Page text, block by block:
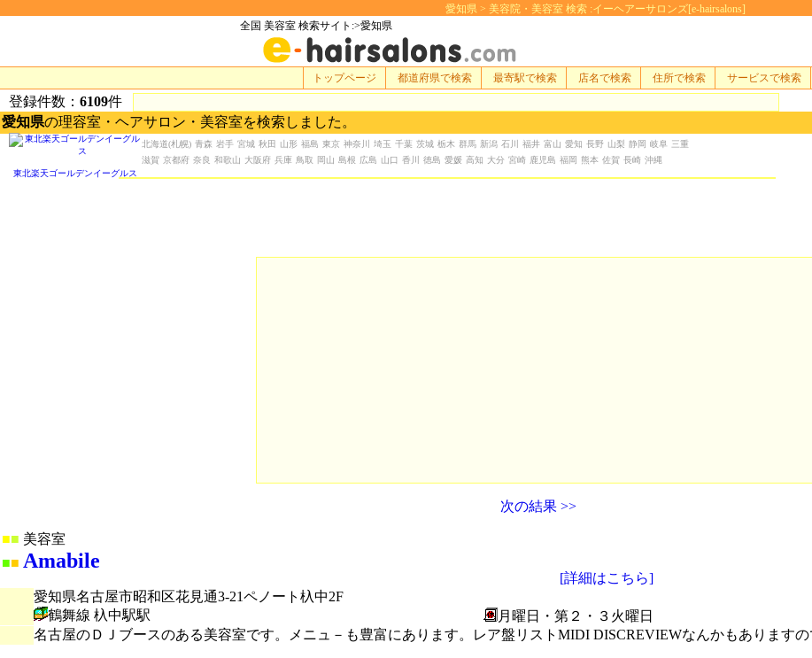
愛知県 > 美容院・美容室 検索 :イーヘアーサロンズ[e-hairsalons]
全国 美容室 検索サイト:>愛知県
登録件数： 6109件
愛知県の理容室・ヘアサロン・美容室を検索しました。
次の結果 >>
■ 美容室
■■ Amabile
[詳細はこちら]
愛知県名古屋市昭和区花見通3-21ペノート杁中2F
鶴舞線 杁中駅駅
月曜日・第２・３火曜日
名古屋のＤＪブースのある美容室です。メニュ－も豊富にあります。レア盤リストMIDI DISCREVIEWなんかもありますの
北海道(札幌) 青森 岩手 宮城 秋田 山形 福島 東京 神奈川 埼玉 千葉 茨城 栃木 群馬 新潟 石川 福井 富山 愛知 長野 山梨 静岡 岐阜 三重
滋賀 京都府 奈良 和歌山 大阪府 兵庫 鳥取 岡山 島根 広島 山口 香川 徳島 愛媛 高知 大分 宮崎 鹿児島 福岡 熊本 佐賀 長崎 沖縄
トップページ 都道府県で検索 最寄駅で検索 店名で検索 住所で検索 サービスで検索
東北楽天ゴールデンイーグルス